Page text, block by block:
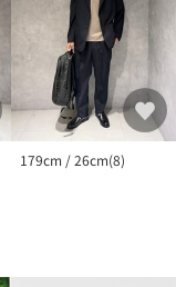
179cm / 26cm(8)